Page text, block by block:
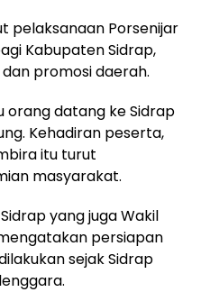
pelaksanaan Porsenijar
Kabupaten Sidrap,
promosi daerah.
orang datang ke Sidrap
Kehadiran peserta,
itu turut
masyarakat.
yang juga Wakil
persiapan
sejak Sidrap